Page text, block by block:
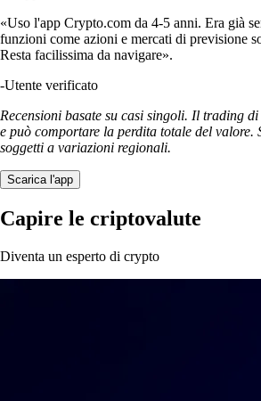
«Uso l'app Crypto.com da 4-5 anni. Era già
funzioni come azioni e mercati di previsione
Resta facilissima da navigare».
-Utente verificato
Recensioni basate su casi singoli. Il trading
e può comportare la perdita totale del valore.
soggetti a variazioni regionali.
Scarica l'app
Capire le criptovalute
Diventa un esperto di crypto